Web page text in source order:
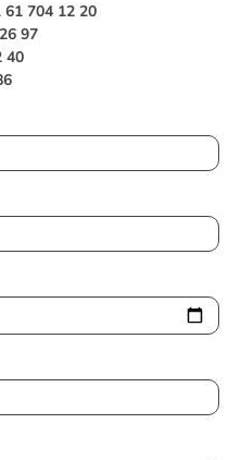
704 12 20
97
40